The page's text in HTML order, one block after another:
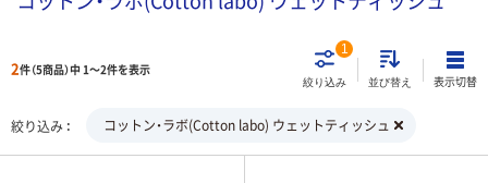
2件（5商品）中 1～2件を表示
絞り込み
1
並び替え 表示切替
絞り込み コットン・ラボ(Cotton labo) ウェットティッシュ